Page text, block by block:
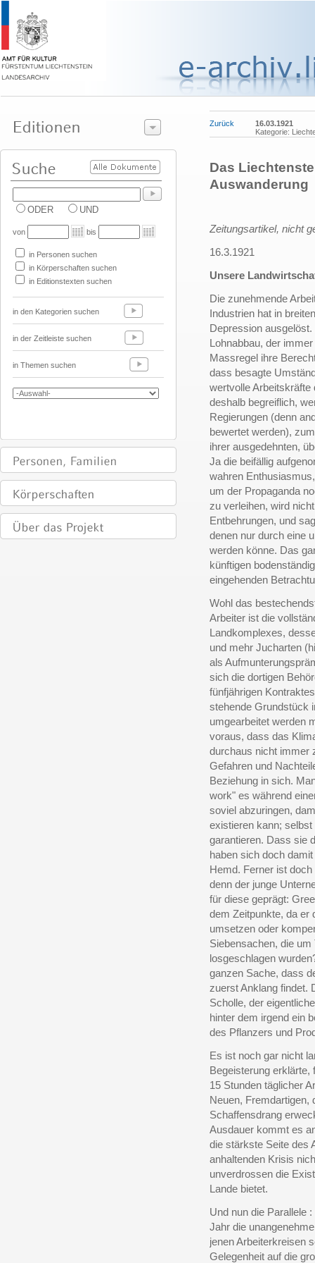
ODER UND
von bis
in Personen suchen
in Körperschaften suchen
in Editionstexten suchen
in den Kategorien suchen
in der Zeitleiste suchen
in Themen suchen
Zurück
16.03.1921
Kategorie:
Das
Auswanderung
Zeitungsartikel, nicht
16.3.1921
Unsere
Die zunehmende
Industrien hat in
Depression
Lohnabbau, der
Massregel ihre
dass besagte
wertvolle
deshalb begreiflich,
Regierungen (denn
bewertet werden),
ihrer ausgedehnten,
Ja die beifällig
wahren
um der Propaganda
zu verleihen, wird
Entbehrungen, und
denen nur durch eine
werden könne. Das
künftigen
eingehenden
Wohl das
Arbeiter ist die
Landkomplexes,
und mehr Jucharten
als
sich die dortigen
fünfjährigen
stehende Grundstück
umgearbeitet werden
voraus, dass das
durchaus nicht immer
Gefahren und
Beziehung in sich.
work" es während
soviel abzuringen,
existieren kann;
garantieren. Dass sie
haben sich doch
Hemd. Ferner ist
denn der junge
für diese geprägt:
dem Zeitpunkte, da er
umsetzen oder
Siebensachen, die
losgeschlagen
ganzen Sache, dass
zuerst Anklang findet.
Scholle, der
hinter dem irgend ein
des Pflanzers und
Es ist noch gar nicht
Begeisterung erklärte,
15 Stunden täglicher
Neuen, Fremdartigen,
Schaffensdrang
Ausdauer kommt es
die stärkste Seite des
anhaltenden Krisis
unverdrossen die
Lande bietet.
Und nun die Parallele
Jahr die
jenen Arbeiterkreisen
Gelegenheit auf die